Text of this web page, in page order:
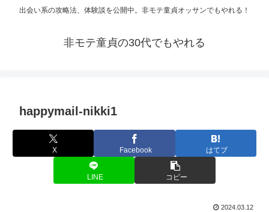
出会い系の攻略法、体験談を公開中。非モテ童貞オッサンでもやれる！
非モテ童貞の30代でもやれる
happymail-nikki1
X Facebook はてブ
LINE コピー
2024.03.12